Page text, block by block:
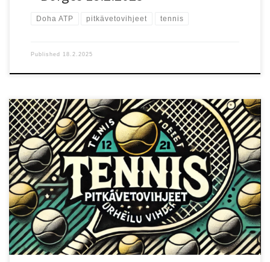
Doha ATP pitkävetovihjeet tennis
Published 18.2.2025
Ottelun lähtökohdat Doha ATP -turnauksen ensimmäisellä
kierroksella kohtaavat Alexei Popyrin (ranking 26) ja Jack Draper
(ranking 15). Pelaajat eivät ole aiemmin kohdanneet, joten ottelun
asetelmat ovat avoimet. Nopea kovakenttä suosii molempia
pelaajia, sillä he molemmat luottavat vahvaan syöttöön ja
aggressiiviseen peruslyöntipeliin. Testaa uusi vedonlyöntisivu!:
Testaa uutta Betizyä reiluilla eduilla! Pelaajien vire ja tilastot
Popyrin on vahvasti syöttävä ja suoraviivainen pelaaja, joka pyrkii
ratkaisemaan pisteitä nopeasti. Hänen pelinsä toimii hyvin kovilla
kentillä, ja hän pystyy hallitsemaan otteluita, jos hänen syöttönsä
kulkee. Haasteena on tasaisuuden puute ja ajoittaiset virhesumat,
jotka voivat kostautua Draperin kaltaista varmaa pelaajaa vastaan.